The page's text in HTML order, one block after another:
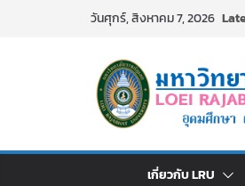
วันศุกร์, สิงหาคม 7, 2026
เกี่ยวกับ LRU